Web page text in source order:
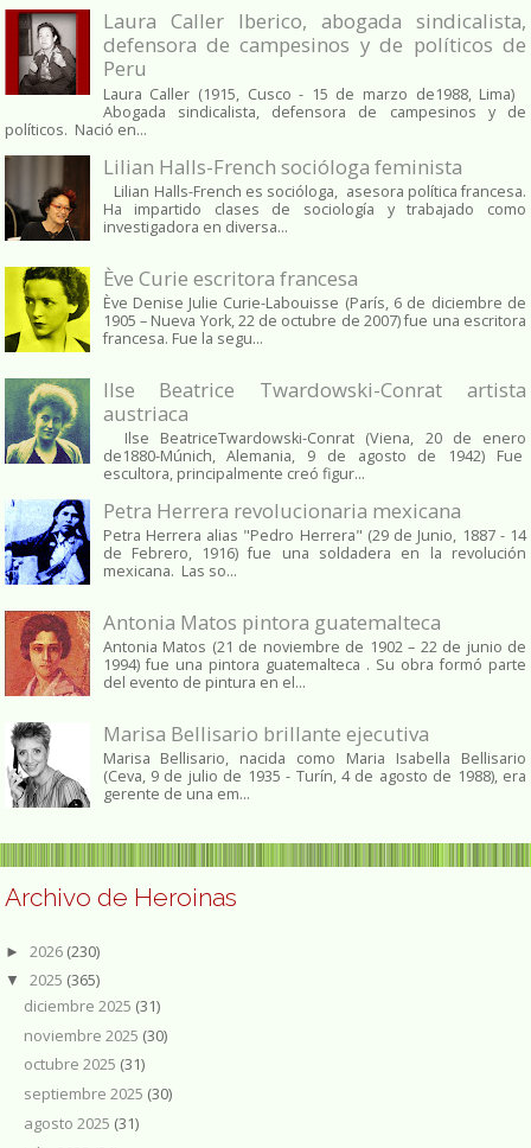
Laura Caller Iberico, abogada sindicalista,
defensora de campesinos y de políticos de
Peru
Laura Caller (1915, Cusco - 15 de marzo de1988, Lima)
Abogada sindicalista, defensora de campesinos y de
políticos. Nació en...
Lilian Halls-French socióloga feminista
Lilian Halls-French es socióloga, asesora política francesa.
Ha impartido clases de sociología y trabajado como
investigadora en diversa...
Ève Curie escritora francesa
Ève Denise Julie Curie-Labouisse (París, 6 de diciembre de
1905 – Nueva York, 22 de octubre de 2007) fue una escritora
francesa. Fue la segu...
Ilse Beatrice Twardowski-Conrat artista
austriaca
Ilse BeatriceTwardowski-Conrat (Viena, 20 de enero
de1880-Múnich, Alemania, 9 de agosto de 1942) Fue
escultora, principalmente creó figur...
Petra Herrera revolucionaria mexicana
Petra Herrera alias "Pedro Herrera" (29 de Junio, 1887 - 14
de Febrero, 1916) fue una soldadera en la revolución
mexicana. Las so...
Antonia Matos pintora guatemalteca
Antonia Matos (21 de noviembre de 1902 – 22 de junio de
1994) fue una pintora guatemalteca . Su obra formó parte
del evento de pintura en el...
Marisa Bellisario brillante ejecutiva
Marisa Bellisario, nacida como Maria Isabella Bellisario
(Ceva, 9 de julio de 1935 - Turín, 4 de agosto de 1988), era
gerente de una em...
Archivo de Heroinas
► 2026 (230)
▼ 2025 (365)
diciembre 2025 (31)
noviembre 2025 (30)
octubre 2025 (31)
septiembre 2025 (30)
agosto 2025 (31)